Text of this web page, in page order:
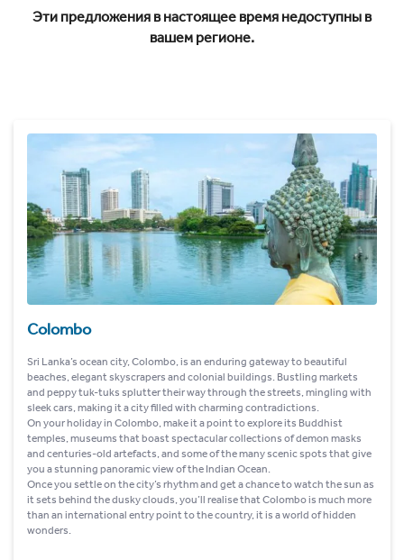
Эти предложения в настоящее время недоступны в
вашем регионе.
Colombo
Sri Lanka’s ocean city, Colombo, is an enduring gateway to beautiful
beaches, elegant skyscrapers and colonial buildings. Bustling markets
and peppy tuk-tuks splutter their way through the streets, mingling with
sleek cars, making it a city filled with charming contradictions.
On your holiday in Colombo, make it a point to explore its Buddhist
temples, museums that boast spectacular collections of demon masks
and centuries-old artefacts, and some of the many scenic spots that give
you a stunning panoramic view of the Indian Ocean.
Once you settle on the city’s rhythm and get a chance to watch the sun as
it sets behind the dusky clouds, you’ll realise that Colombo is much more
than an international entry point to the country, it is a world of hidden
wonders.